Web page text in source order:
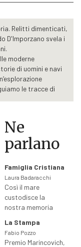
Relitti dimenticati,
D'Imporzano svela i
moderne
di uomini e navi
le tracce di
infatti che
di essere
missioni di
sommerso dove
unico e
avvincente,
come il drammatico
diAntoine de
Floatees
relazione tra
il mare è anche
ancora
Ne
parlano
Famiglia Cristiana
Laura Badaracchi
Così il mare
custodisce la
nostra memoria
La Stampa
Fabio Pozzo
Premio Marincovich,